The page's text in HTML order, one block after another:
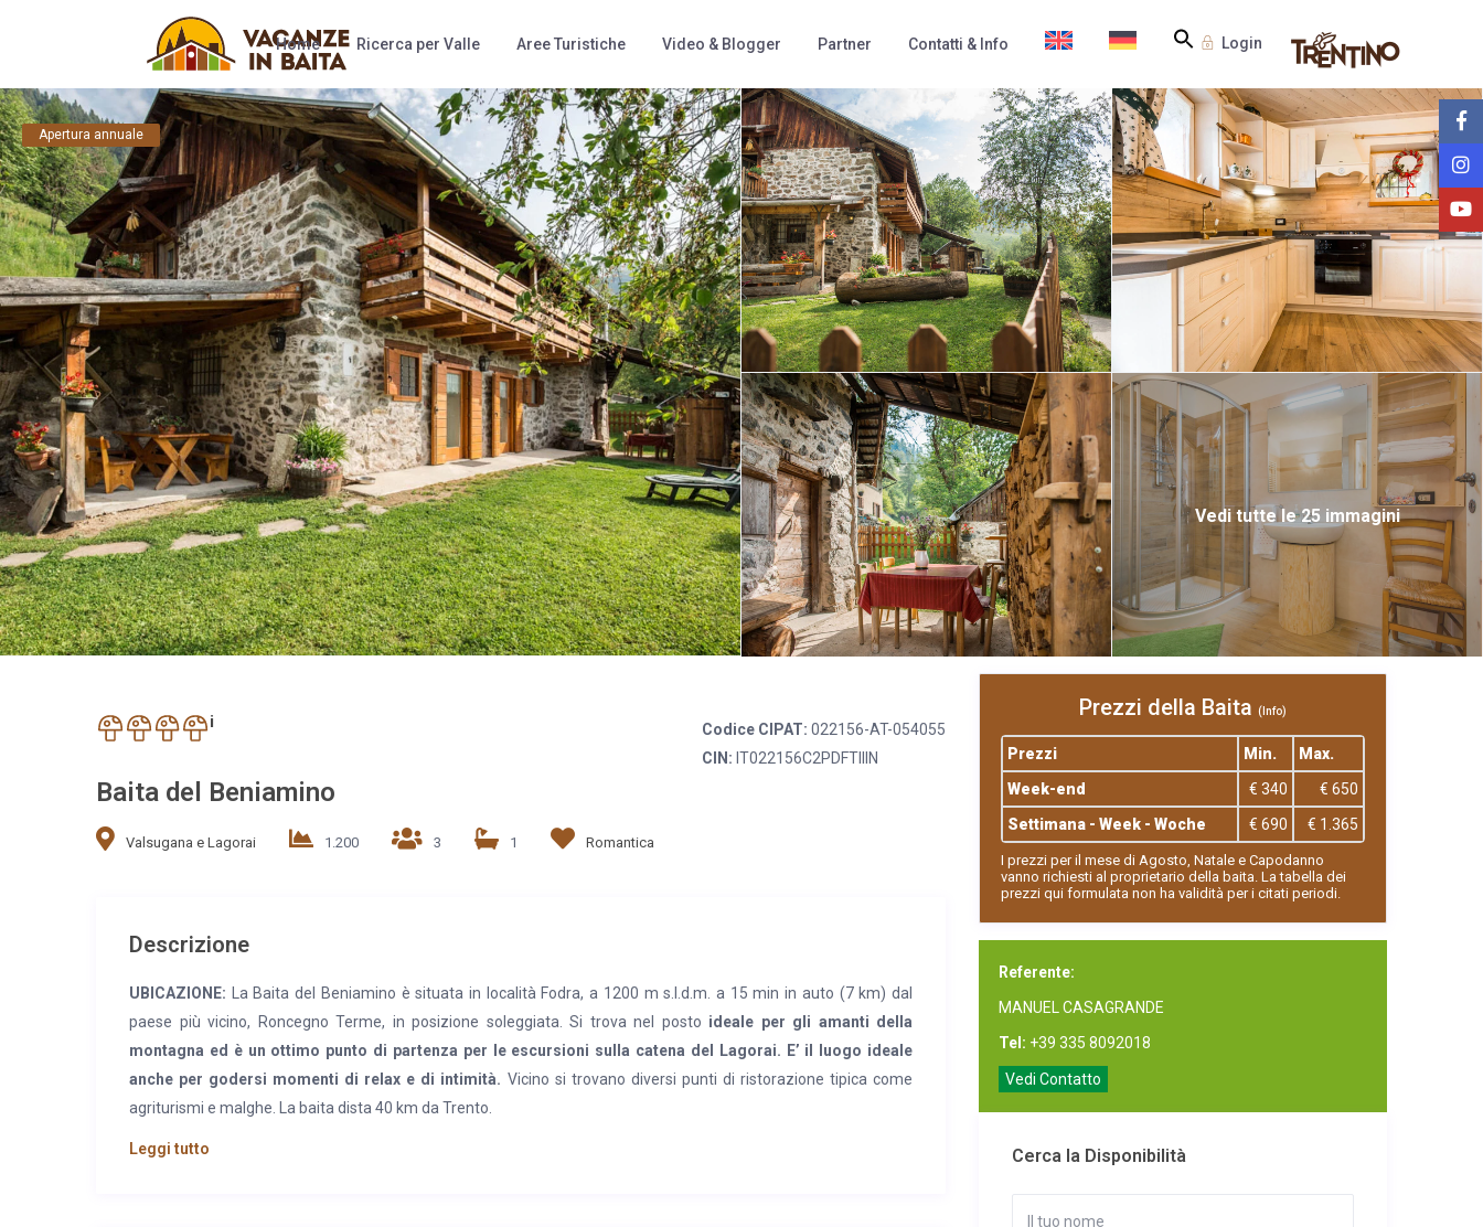
Login
Home Ricerca per Valle Aree Turistiche Video & Blogger Partner Contatti & Info
Apertura annuale
Vedi tutte le 25 immagini
i Codice CIPAT: 022156-AT-054055
CIN: IT022156C2PDFTIIIN
Baita del Beniamino
Valsugana e Lagorai 1.200 3 1 Romantica
Descrizione
UBICAZIONE: La Baita del Beniamino è situata in località Fodra, a 1200 m s.l.d.m. a 15 min in auto (7 km) dal
paese più vicino, Roncegno Terme, in posizione soleggiata. Si trova nel posto ideale per gli amanti della
montagna ed è un ottimo punto di partenza per le escursioni sulla catena del Lagorai. E’ il luogo ideale
anche per godersi momenti di relax e di intimità. Vicino si trovano diversi punti di ristorazione tipica come
agriturismi e malghe. La baita dista 40 km da Trento.
CARATTERISTICHE:
Leggi tutto
Prezzi della Baita (Info)
Prezzi Min.
Max.
Week-end
€ 340
€ 650
Settimana - Week - Woche
€ 690 € 1.365
I prezzi per il mese di Agosto, Natale e Capodanno
vanno richiesti al proprietario della baita. La tabella dei
prezzi qui formulata non ha validità per i citati periodi.
Referente:
MANUEL CASAGRANDE
Tel: +39 335 8092018
Vedi Contatto
Cerca la Disponibilità